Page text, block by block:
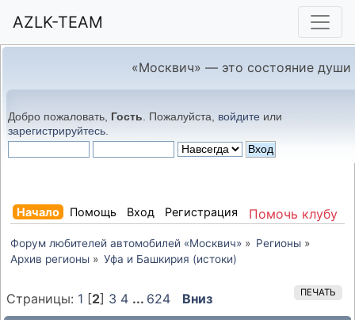
AZLK-TEAM
«Москвич» — это состояние души
Добро пожаловать, Гость . Пожалуйста, войдите или
зарегистрируйтесь
Помочь клубу
Начало Помощь Вход Регистрация
Форум любителей автомобилей «Москвич» » Регионы»
Архив регионы » Уфа и Башкирия (истоки)
ПЕЧАТЬ
Страницы: 1 [2] 3 4 ... 624 Вниз